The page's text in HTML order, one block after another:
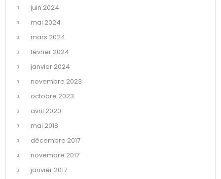
juin 2024
mai 2024
mars 2024
février 2024
janvier 2024
novembre 2023
octobre 2023
avril 2020
mai 2018
décembre 2017
novembre 2017
janvier 2017